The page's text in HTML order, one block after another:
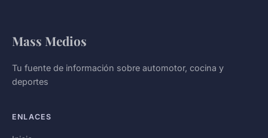
Mass Medios
Tu fuente de información sobre automotor, cocina y
deportes
ENLACES